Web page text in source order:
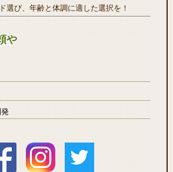
選び、年齢と体調に適した選択を！
や